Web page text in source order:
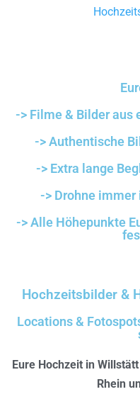
-> Filme & Bilder aus
-> Authentische
-> Extra lange
-> Drohne
-> Alle Höhepunkte
Hochzeitsbilder &
Locations &
Eure Hochzeit in
Rhein